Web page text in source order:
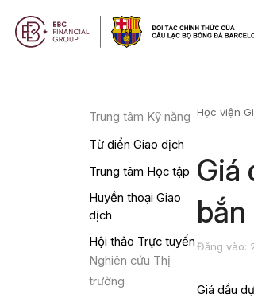
Trung tâm Kỹ năng
Từ điển Giao dịch
Trung tâm Học tập
Huyền thoại Giao
dịch
Hội thảo Trực tuyến
Nghiên cứu Thị
trường
Học viện
​Giá
Đăng vào:
Giá dầu